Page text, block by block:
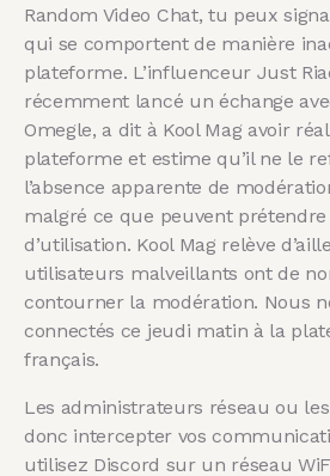
Random Video Chat, tu peux
qui se comportent de manière
plateforme. L’influenceur Just
récemment lancé un échange
Omegle, a dit à Kool Mag avoir
plateforme et estime qu’il ne le
l’absence apparente de
malgré ce que peuvent
d’utilisation. Kool Mag relève
utilisateurs malveillants ont de
contourner la modération. Nous
connectés ce jeudi matin à la
français.
Les administrateurs réseau ou
donc intercepter vos
utilisez Discord sur un réseau